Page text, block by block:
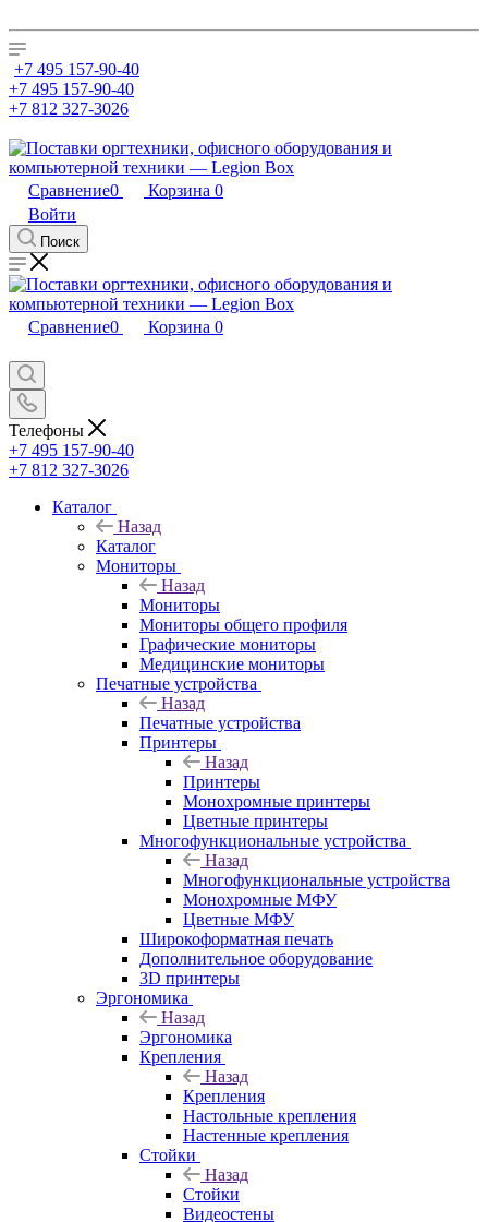
+7 495 157-90-40
+7 495 157-90-40
+7 812 327-3026
Сравнение0 Корзина 0
Войти
Поиск
Сравнение0 Корзина 0
Телефоны
+7 495 157-90-40
+7 812 327-3026
Каталог
Назад
Каталог
Мониторы
Назад
Мониторы
Мониторы общего профиля
Графические мониторы
Медицинские мониторы
Печатные устройства
Назад
Печатные устройства
Принтеры
Назад
Принтеры
Моноxромныe принтеры
Цвeтныe принтеры
Многофункциональные устройства
Назад
Многофункциональные устройства
Монохромные МФУ
Цветные МФУ
Широкоформатная печать
Дополнительное оборудование
3D принтеры
Эргономика
Назад
Эргономика
Крепления
Назад
Крепления
Настольные крепления
Настенные крепления
Стойки
Назад
Стойки
Видеостены